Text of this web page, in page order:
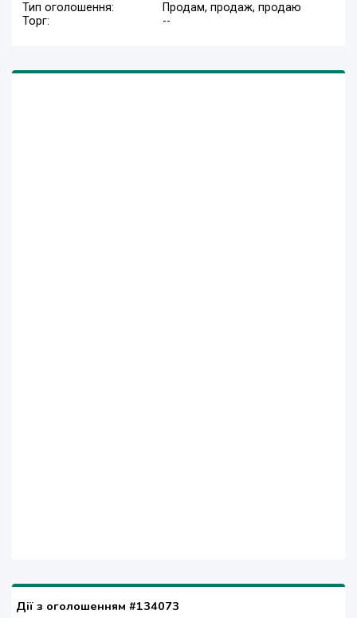
Тип оголошення:
Продам, продаж, продаю
Торг:
--
Дії з оголошенням #134073